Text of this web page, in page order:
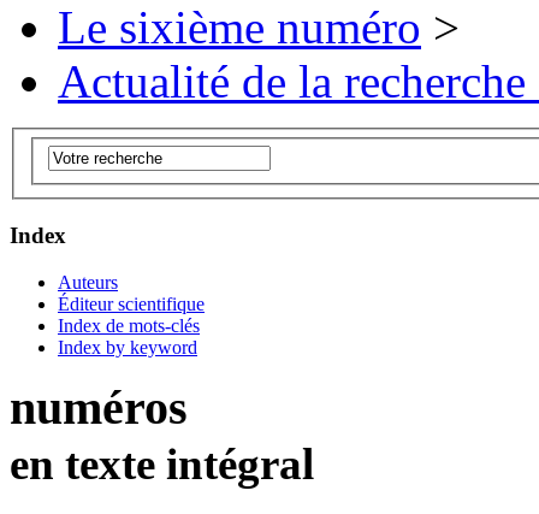
Le sixième numéro >
Actualité de la
Index
Auteurs
Éditeur scientifique
Index de mots-clés
Index by keyword
numéros
en texte intégral